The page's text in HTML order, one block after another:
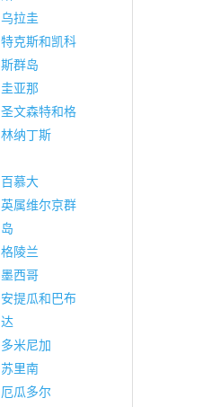
乌拉圭
特克斯和凯科
斯群岛
圭亚那
圣文森特和格
林纳丁斯
百慕大
英属维尔京群
岛
格陵兰
墨西哥
安提瓜和巴布
达
多米尼加
苏里南
厄瓜多尔